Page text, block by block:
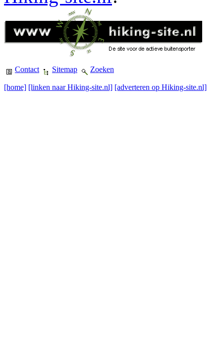
Contact Sitemap Zoeken
[home] [linken naar Hiking-site.nl] [adverteren op Hiking-site.nl]